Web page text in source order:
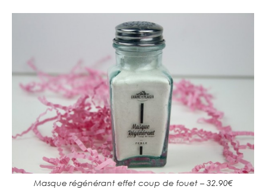
Masque régénérant effet coup de fouet – 32.90€